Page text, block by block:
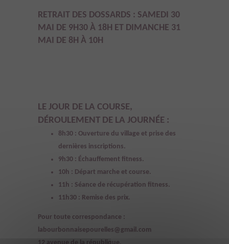
RETRAIT DES DOSSARDS : SAMEDI 30
MAI DE 9H30 À 18H ET DIMANCHE 31
MAI DE 8H À 10H
LE JOUR DE LA COURSE,
DÉROULEMENT DE LA JOURNÉE :
8h30 : Ouverture du village et prise des
dernières inscriptions.
9h30 : Échauffement fitness.
10h : Départ marche et course.
11h : Séance de récupération fitness.
11h30 : Remise des prix.
Pour toute correspondance :
labourbonnaisepourelles@gmail.com